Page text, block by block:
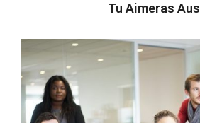
Tu Aimeras